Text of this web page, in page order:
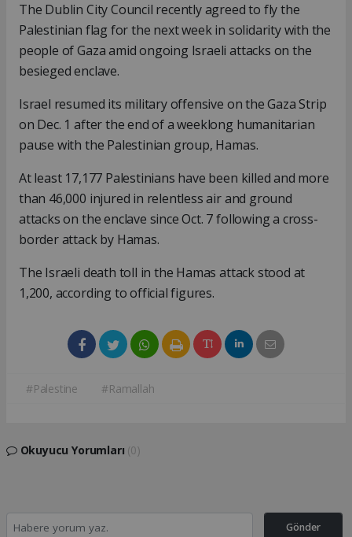
The Dublin City Council recently agreed to fly the
Palestinian flag for the next week in solidarity with the
people of Gaza amid ongoing Israeli attacks on the
besieged enclave.
Israel resumed its military offensive on the Gaza Strip
on Dec. 1 after the end of a weeklong humanitarian
pause with the Palestinian group, Hamas.
At least 17,177 Palestinians have been killed and more
than 46,000 injured in relentless air and ground
attacks on the enclave since Oct. 7 following a cross-
border attack by Hamas.
The Israeli death toll in the Hamas attack stood at
1,200, according to official figures.
#Palestine #Ramallah
Okuyucu Yorumları (0)
Gönder